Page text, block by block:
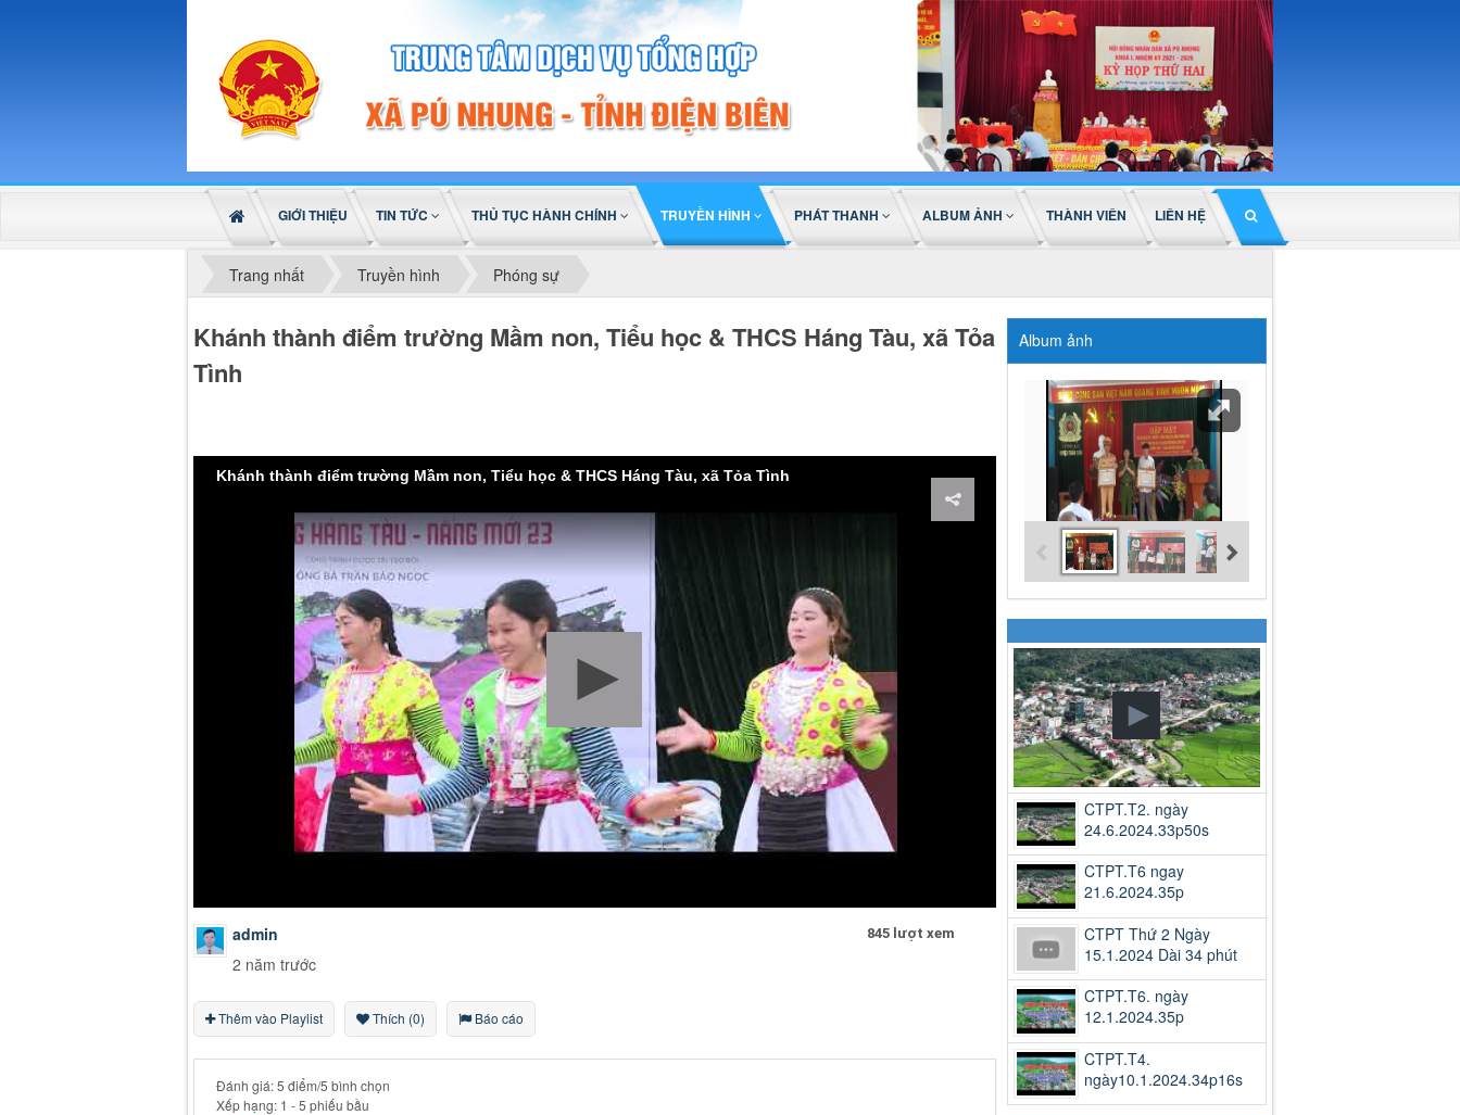
GIỚI THIỆU TIN TỨC THỦ TỤC HÀNH CHÍNH TRUYỀN HÌNH PHÁT THANH ALBUM ẢNH THÀNH VIÊN LIÊN HỆ
Trang nhất Truyền hình Phóng sự
Khánh thành điểm trường Mầm non, Tiểu học & THCS Háng Tàu, xã Tỏa
Tình
Khánh thành điểm trường Mầm non, Tiểu học & THCS Háng Tàu, xã Tỏa Tình
admin
2 năm trước
845 lượt xem
Thêm vào Playlist Thích (0) Báo cáo
Đánh giá: 5 điểm/5 bình chọn
Xếp hạng: 1 -5 phiếu bầu
Album ảnh
CTPT.T2. ngày
24.6.2024.33p50s
CTPT.T6 ngay
21.6.2024.35p
CTPT Thứ 2 Ngày
15.1.2024 Dài 34 phút
CTPT.T6. ngày
12.1.2024.35p
CTPT.T4.
ngày10.1.2024.34p16s